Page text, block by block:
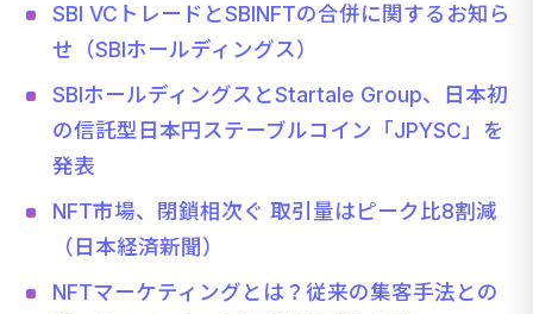
SBI VCトレードとSBINFTの合併に関するお知ら
せ（SBIホールディングス）
SBIホールディングスとStartale Group、日本初
の信託型日本円ステーブルコイン「JPYSC」を
発表
NFT市場、閉鎖相次ぐ 取引量はピーク比8割減
（日本経済新聞）
NFTマーケティングとは？従来の集客手法との